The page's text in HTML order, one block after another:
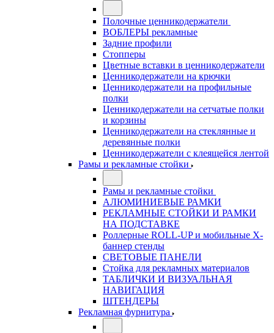
Полочные ценникодержатели
ВОБЛЕРЫ рекламные
Задние профили
Стопперы
Цветные вставки в ценникодержатели
Ценникодержатели на крючки
Ценникодержатели на профильные
полки
Ценникодержатели на сетчатые полки
и корзины
Ценникодержатели на стеклянные и
деревянные полки
Ценникодержатели с клеящейся лентой
Рамы и рекламные стойки
Рамы и рекламные стойки
АЛЮМИНИЕВЫЕ РАМКИ
РЕКЛАМНЫЕ СТОЙКИ И РАМКИ
НА ПОДСТАВКЕ
Роллерные ROLL-UP и мобильные X-
баннер стенды
СВЕТОВЫЕ ПАНЕЛИ
Стойка для рекламных материалов
ТАБЛИЧКИ И ВИЗУАЛЬНАЯ
НАВИГАЦИЯ
ШТЕНДЕРЫ
Рекламная фурнитура